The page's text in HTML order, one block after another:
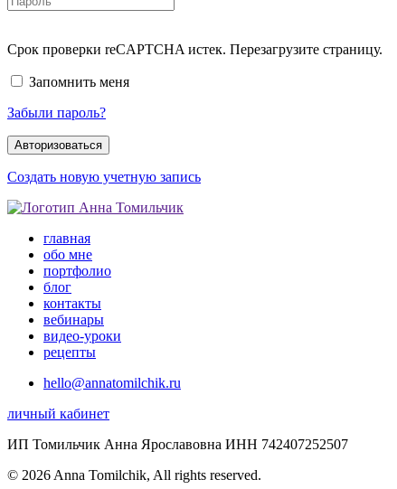
Срок проверки reCAPTCHA истек. Перезагрузите страницу.
Запомнить меня
Забыли пароль?
Создать новую учетную запись
главная
обо мне
портфолио
блог
контакты
вебинары
видео-уроки
рецепты
hello@annatomilchik.ru
личный кабинет
ИП Томильчик Анна Ярославовна ИНН 742407252507
© 2026 Anna Tomilchik, All rights reserved.